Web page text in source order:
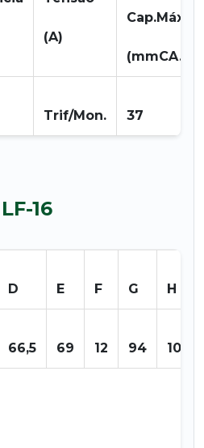
(A)
Cap.Máx.
(mmCA.)
Trif/Mon. 37
16
D E F G H
66,5 69 12 94 101,6